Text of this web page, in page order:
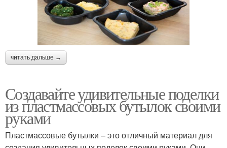
читать дальше →
Создавайте удивительные поделки
из пластмассовых бутылок своими
руками
Пластмассовые бутылки – это отличный материал для